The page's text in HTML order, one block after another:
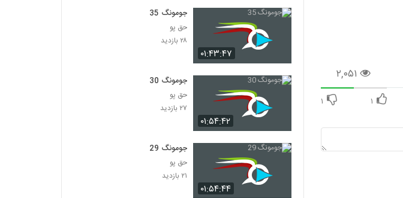
۲,۰۵۱
۱ ۱
۰۱:۴۳:۴۷
جومونگ 35
حق پو
۲۸ بازدید
۰۱:۵۴:۴۲
جومونگ 30
حق پو
۲۷ بازدید
۰۱:۵۴:۴۴
جومونگ 29
حق پو
۲۱ بازدید